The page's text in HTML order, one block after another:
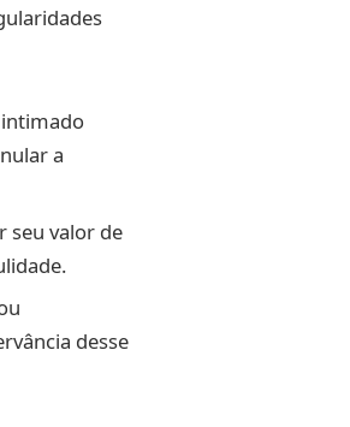
a
seu valor de
desse